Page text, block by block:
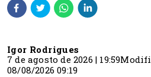
Igor Rodrigues
7 de agosto de 2026 | 19:59
08/08/2026 09:19